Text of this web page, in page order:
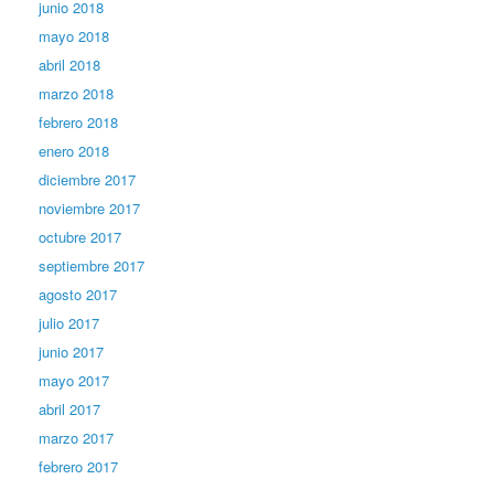
junio 2018
mayo 2018
abril 2018
marzo 2018
febrero 2018
enero 2018
diciembre 2017
noviembre 2017
octubre 2017
septiembre 2017
agosto 2017
julio 2017
junio 2017
mayo 2017
abril 2017
marzo 2017
febrero 2017